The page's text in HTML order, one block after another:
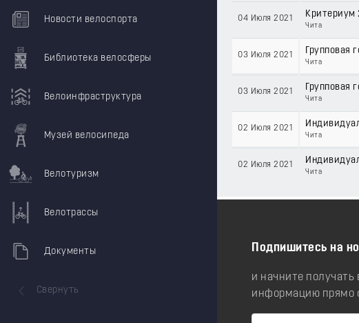
Новости велоспорта
Библиотека велосферы
Велоинфраструктура
Музей велосипеда
Велотуризм
Велотрассы
Документы
Свернуть
04 Июля 2021 Критериум
Чита
03 Июля 2021 Групповая
Чита
03 Июля 2021 Групповая
Чита
02 Июля 2021
Чита
02 Июля 2021
Чита
Подпишитесь на
и начните получать
информацию прямо